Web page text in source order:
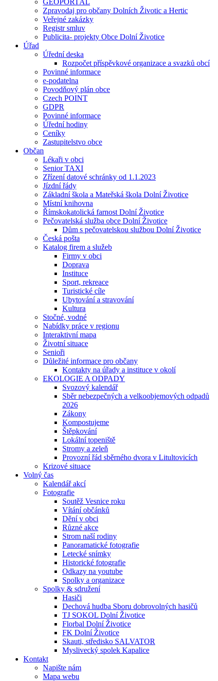
GEOPORTÁL
Zpravodaj pro občany Dolních Životic a Hertic
Veřejné zakázky
Registr smluv
Publicita- projekty Obce Dolní Životice
Úřad
Úřední deska
Rozpočet příspěvkové organizace a svazků obcí
Povinné informace
e-podatelna
Povodňový plán obce
Czech POINT
GDPR
Povinné informace
Úřední hodiny
Ceníky
Zastupitelstvo obce
Občan
Lékaři v obci
Senior TAXI
Zřízení datové schránky od 1.1.2023
Jízdní řády
Základní škola a Mateřská škola Dolní Životice
Místní knihovna
Římskokatolická farnost Dolní Životice
Pečovatelská služba obce Dolní Životice
Dům s pečovatelskou službou Dolní Životice
Česká pošta
Katalog firem a služeb
Firmy v obci
Doprava
Instituce
Sport, rekreace
Turistické cíle
Ubytování a stravování
Kultura
Stočné, vodné
Nabídky práce v regionu
Interaktivní mapa
Životní situace
Senioři
Důležité informace pro občany
Kontakty na úřady a instituce v okolí
EKOLOGIE A ODPADY
Svozový kalendář
Sběr nebezpečných a velkoobjemových odpadů
2026
Zákony
Kompostujeme
Štěpkování
Lokální topeniště
Stromy a zeleň
Provozní řád sběrného dvora v Litultovicích
Krizové situace
Volný čas
Kalendář akcí
Fotografie
Soutěž Vesnice roku
Vítání občánků
Dění v obci
Různé akce
Strom naší rodiny
Panoramatické fotografie
Letecké snímky
Historické fotografie
Odkazy na youtube
Spolky a organizace
Spolky & sdružení
Hasiči
Dechová hudba Sboru dobrovolných hasičů
TJ SOKOL Dolní Životice
Florbal Dolní Životice
FK Dolní Životice
Skauti, středisko SALVATOR
Myslivecký spolek Kapalice
Kontakt
Napište nám
Mapa webu